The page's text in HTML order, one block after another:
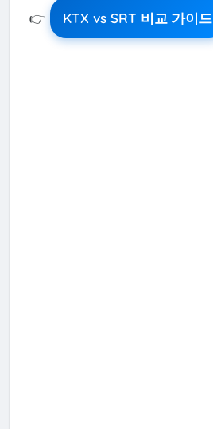
👉 KTX vs SRT 비교 가이드